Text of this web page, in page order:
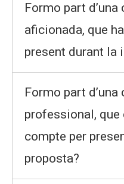
Formo part
aficionada, que
present durant la
Formo part
professional, que
compte per
proposta?